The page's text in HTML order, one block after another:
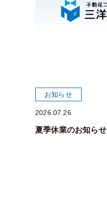
お知らせ
2026.07.26
夏季休業のお知らせ